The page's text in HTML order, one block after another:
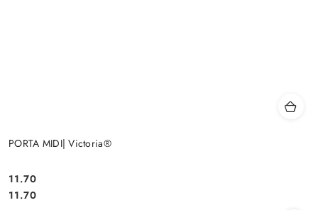
PORTA MIDI| Victoria®
Cena:
11.70
Cena:
11.70